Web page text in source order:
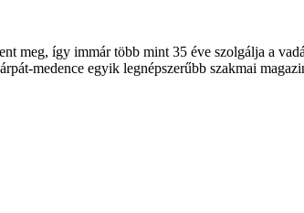
meg, így immár több mint 35 éve szolgálja a
medence egyik legnépszerűbb szakmai